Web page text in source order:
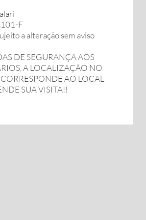
F
a alteração sem aviso
DE SEGURANÇA AOS
A LOCALIZAÇÃO NO
AO LOCAL
SUA VISITA!!